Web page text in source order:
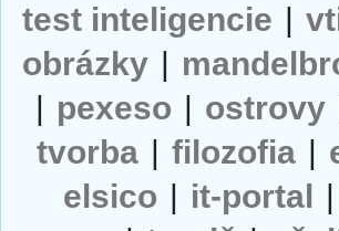
test inteligencie |
obrázky |
| pexeso | ostrovy
tvorba | filozofia |
elsico | it-portal |